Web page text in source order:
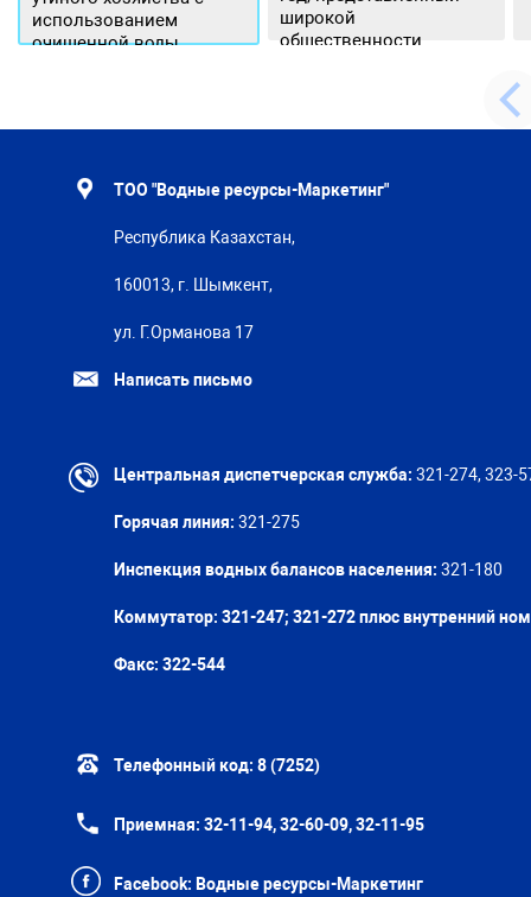
использованием
очищенной воды
широкой
общественности.
ТОО "Водные ресурсы-Маркетинг"
Республика Казахстан,
160013, г. Шымкент,
ул. Г.Орманова 17
Написать письмо
Центральная диспетчерская служба: 321-274, 323-
Горячая линия: 321-275
Инспекция водных балансов населения: 321-180
Коммутатор: 321-247; 321-272 плюс внутренний
Факс: 322-544
Телефонный код: 8 (7252)
Приемная: 32-11-94, 32-60-09, 32-11-95
Facebook: Водные ресурсы-Маркетинг